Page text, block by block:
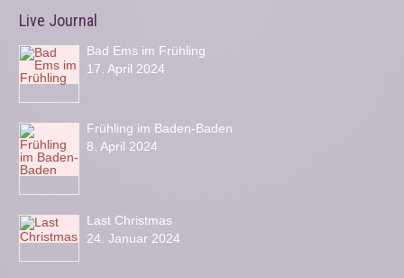
Live Journal
Bad Ems im Frühling
17. April 2024
Frühling im Baden-Baden
8. April 2024
Last Christmas
24. Januar 2024